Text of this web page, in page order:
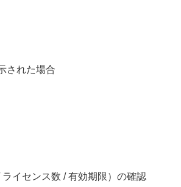
された場合
イセンス数 / 有効期限）の確認